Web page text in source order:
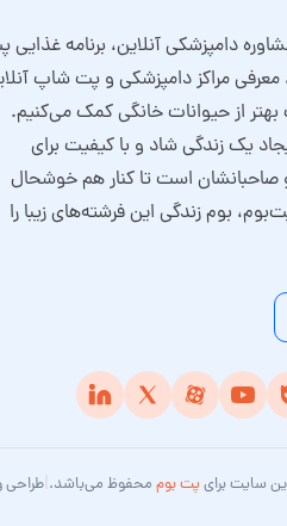
دامپزشکی آنلاین، برنامه غذایی
مراکز دامپزشکی و پت شاپ
بهتر از حیوانات خانگی کمک می‌کنیم.
یک زندگی شاد و با کیفیت برای
صاحبانشان است تا کنار هم خوشحال
بوم زندگی این فرشته‌های زیبا را
پت بوم محفوظ می‌باشد. طراحی